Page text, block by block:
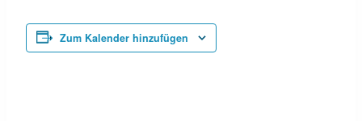
Zum Kalender hinzufügen